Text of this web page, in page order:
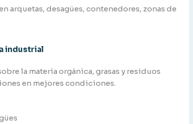
arquetas, desagües, contenedores, zonas de
industrial
la materia orgánica, grasas y residuos
en mejores condiciones.